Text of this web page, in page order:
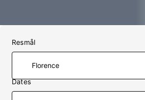
Resmål
Dates